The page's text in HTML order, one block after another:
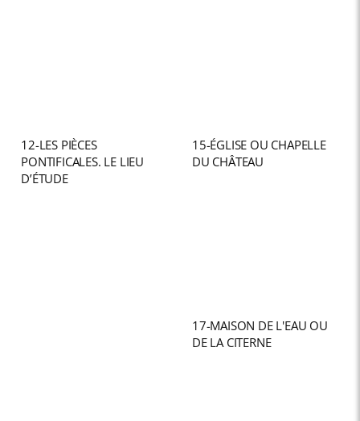
12-LES PIÈCES
PONTIFICALES. LE LIEU
D’ÉTUDE
15-ÉGLISE OU CHAPELLE
DU CHÂTEAU
17-MAISON DE L'EAU OU
DE LA CITERNE